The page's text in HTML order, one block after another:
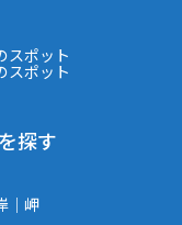
スポット
スポット
探す
｜岬